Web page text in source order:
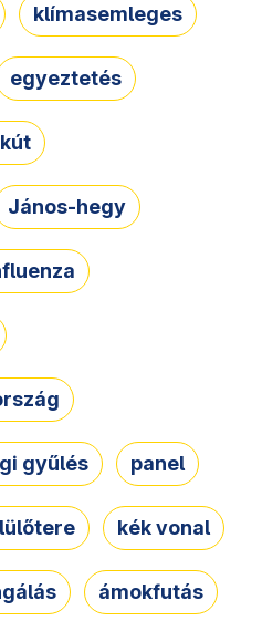
klímasemleges
egyeztetés
János-hegy
gyűlés panel
kék vonal
ámokfutás